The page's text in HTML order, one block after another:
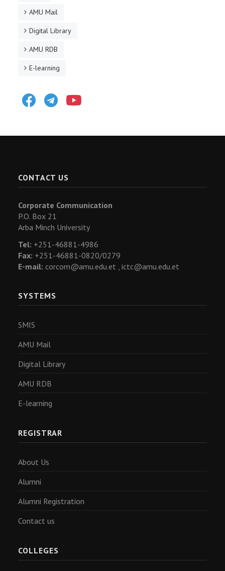
AMU Mail
Digital Library
AMU RDB
E-learning
FacebookTelegram
CONTACT US
Corporate Communication
P.O. Box 21
Arba Minch University
Tel: +251-46881-4986
Fax: +251-46881-0820/0279
E-mail: corcom@amu.edu.et , ictc@amu.edu.et
SYSTEMS
SMIS
AMU Mail
Digital Library
AMU RDB
E-learning
REGISTRAR
About Us
Alumni
Alumni Registration
Contact us
COLLEGES